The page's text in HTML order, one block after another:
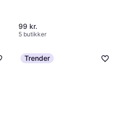
99 kr.
5 butikker
Trender